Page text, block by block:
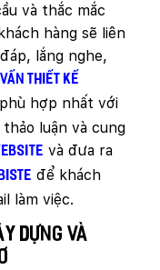
và thắc mắc
hàng sẽ liên
lắng nghe,
vấn thiết kế
hợp nhất với
luận và cung
và đưa ra
để khách
làm việc.
dựng và